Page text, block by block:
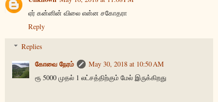
ஏர் கன்னின் விலை என்ன சகோதரா
Reply
Replies
கோவை நேரம்
May 30, 2018 at 10:50 AM
ரூ 5000 முதல் 1 லட்சத்திற்கும் மேல் இருக்கிறது